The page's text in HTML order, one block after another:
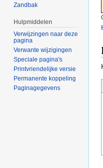
Zandbak
Hulpmiddelen
Verwijzingen naar deze
pagina
Verwante wijzigingen
Speciale pagina's
Printvriendelijke versie
Permanente koppeling
Paginagegevens